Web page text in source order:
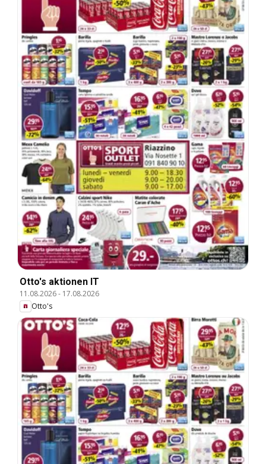
Otto's aktionen IT
11.08.2026- 17.08.2026
Otto's